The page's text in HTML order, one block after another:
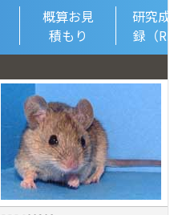
概算お見
積もり
研究
録（